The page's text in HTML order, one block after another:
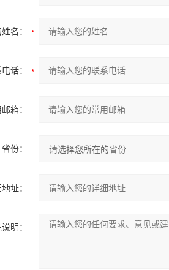
名：
话：
箱：
省份：
址：
明：